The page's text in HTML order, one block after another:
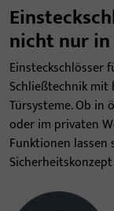
nicht nur
Einsteckschlösser
Schließtechnik
Türsysteme. Ob in
oder im privaten
Funktionen lassen